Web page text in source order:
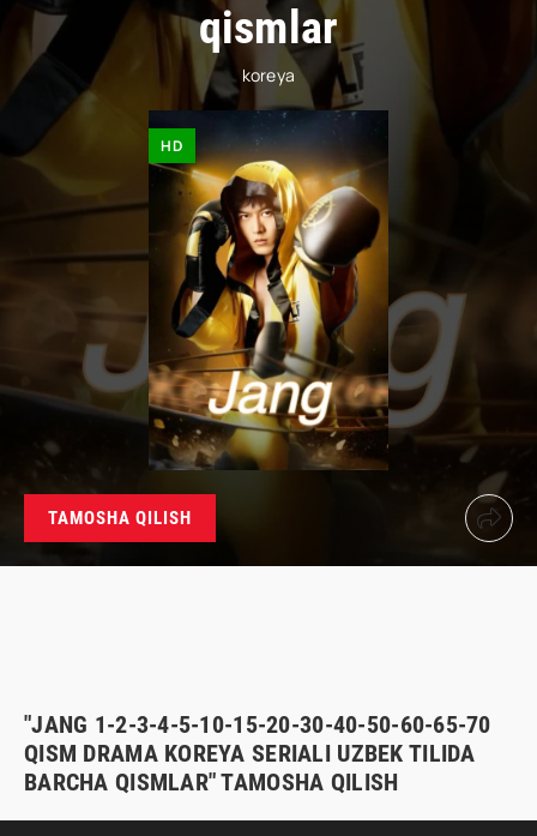
qismlar
koreya
HD
TAMOSHA QILISH
"JANG 1-2-3-4-5-10-15-20-30-40-50-60-65-70
QISM DRAMA KOREYA SERIALI UZBEK TILIDA
BARCHA QISMLAR" TAMOSHA QILISH